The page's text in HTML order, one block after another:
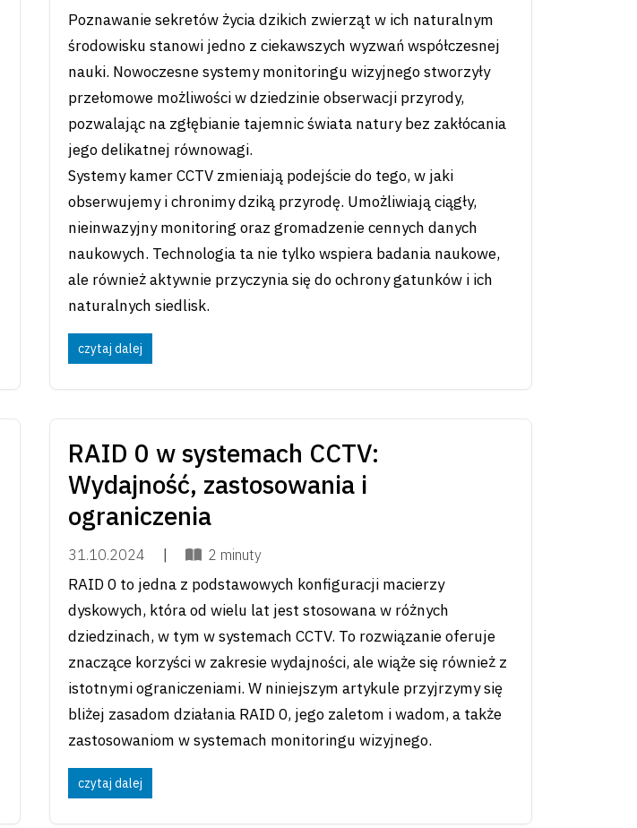
Poznawanie sekretów życia dzikich zwierząt w ich naturalnym
środowisku stanowi jedno z ciekawszych wyzwań współczesnej
nauki. Nowoczesne systemy monitoringu wizyjnego stworzyły
przełomowe możliwości w dziedzinie obserwacji przyrody,
pozwalając na zgłębianie tajemnic świata natury bez zakłócania
jego delikatnej równowagi.
Systemy kamer CCTV zmieniają podejście do tego, w jaki
obserwujemy i chronimy dziką przyrodę. Umożliwiają ciągły,
nieinwazyjny monitoring oraz gromadzenie cennych danych
naukowych. Technologia ta nie tylko wspiera badania naukowe,
ale również aktywnie przyczynia się do ochrony gatunków i ich
naturalnych siedlisk.
czytaj dalej
RAID 0 w systemach CCTV:
Wydajność, zastosowania i
ograniczenia
31.10.2024 2 minuty
RAID 0 to jedna z podstawowych konfiguracji macierzy
dyskowych, która od wielu lat jest stosowana w różnych
dziedzinach, w tym w systemach CCTV. To rozwiązanie oferuje
znaczące korzyści w zakresie wydajności, ale wiąże się również z
istotnymi ograniczeniami. W niniejszym artykule przyjrzymy się
bliżej zasadom działania RAID 0, jego zaletom i wadom, a także
zastosowaniom w systemach monitoringu wizyjnego.
czytaj dalej